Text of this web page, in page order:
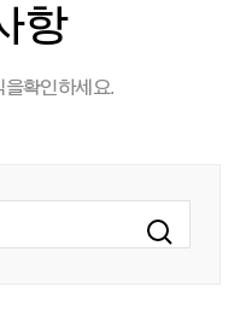
항
확인하세요.